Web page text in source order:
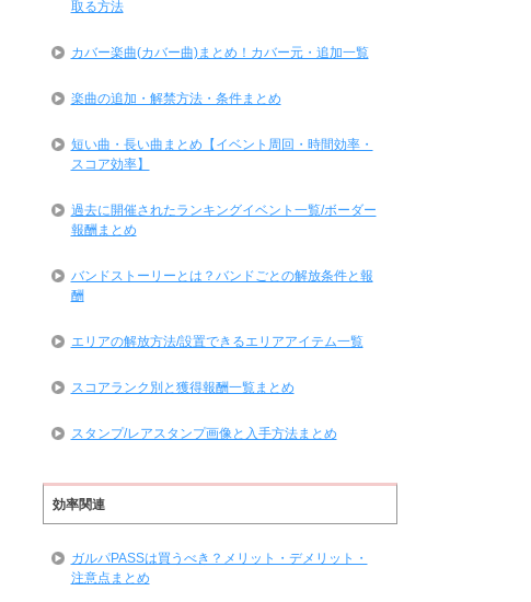
取る方法
カバー楽曲(カバー曲)まとめ！カバー元・追加一覧
楽曲の追加・解禁方法・条件まとめ
短い曲・長い曲まとめ【イベント周回・時間効率・
スコア効率】
過去に開催されたランキングイベント一覧/ボーダー
報酬まとめ
バンドストーリーとは？バンドごとの解放条件と報
酬
エリアの解放方法/設置できるエリアアイテム一覧
スコアランク別と獲得報酬一覧まとめ
スタンプ/レアスタンプ画像と入手方法まとめ
効率関連
ガルパPASSは買うべき？メリット・デメリット・
注意点まとめ